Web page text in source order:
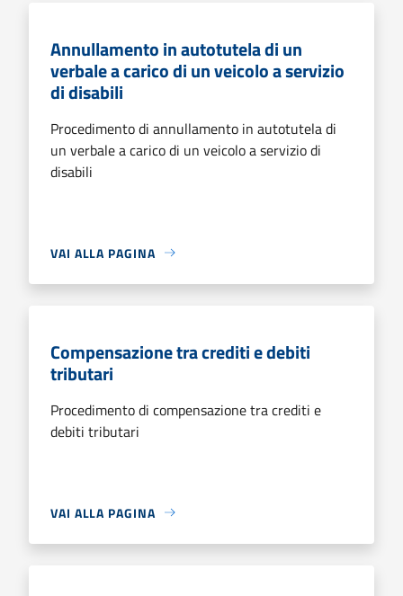
Annullamento in autotutela di un
verbale a carico di un veicolo a servizio
di disabili
Procedimento di annullamento in autotutela di
un verbale a carico di un veicolo a servizio di
disabili
VAI ALLA PAGINA
Compensazione tra crediti e debiti
tributari
Procedimento di compensazione tra crediti e
debiti tributari
VAI ALLA PAGINA